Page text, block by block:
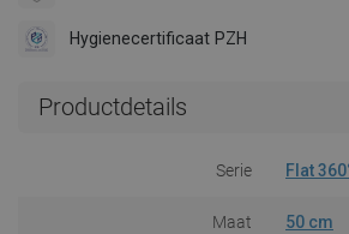
Hygienecertificaat PZH
Productdetails
Serie Flat
Maat 50 cm